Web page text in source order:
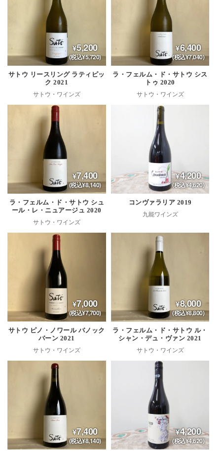
5,200
(税込¥5,720)
サトウ リースリング ラティピッ
ク 2021
サトウ・ワインズ
6,400
(税込¥7,040)
ラ・フェルム・ド・サトウ シス
トゥ 2020
サトウ・ワインズ
7,400
(税込¥8,140)
ラ・フェルム・ド・サトウ シュ
ール・レ・ニュアージュ 2020
サトウ・ワインズ
4,200
(税込¥4,620)
コンヴァラリア 2019
九能ワインズ
7,000
(税込¥7,700)
サトウ ピノ・ノワール バノック
バーン 2021
サトウ・ワインズ
8,000
(税込¥8,800)
ラ・フェルム・ド・サトウ ル・
シャン・デュ・ヴァン 2021
サトウ・ワインズ
7,400
(税込¥8,140)
4,200
(税込¥4,620)